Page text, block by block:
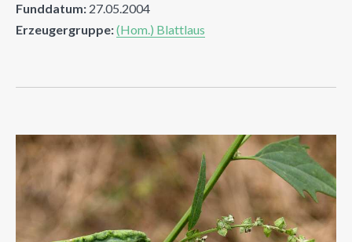
Funddatum: 27.05.2004
Erzeugergruppe:(Hom.) Blattlaus